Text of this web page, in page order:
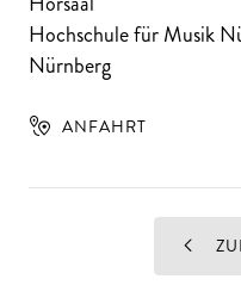
Hochschule für Musik
Nürnberg
ANFAHRT